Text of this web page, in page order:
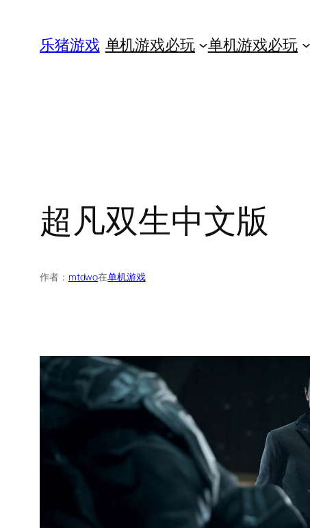
乐猪游戏 单机游戏必玩 单机游戏必玩
超凡双生中文版
作者： mtdwo在单机游戏